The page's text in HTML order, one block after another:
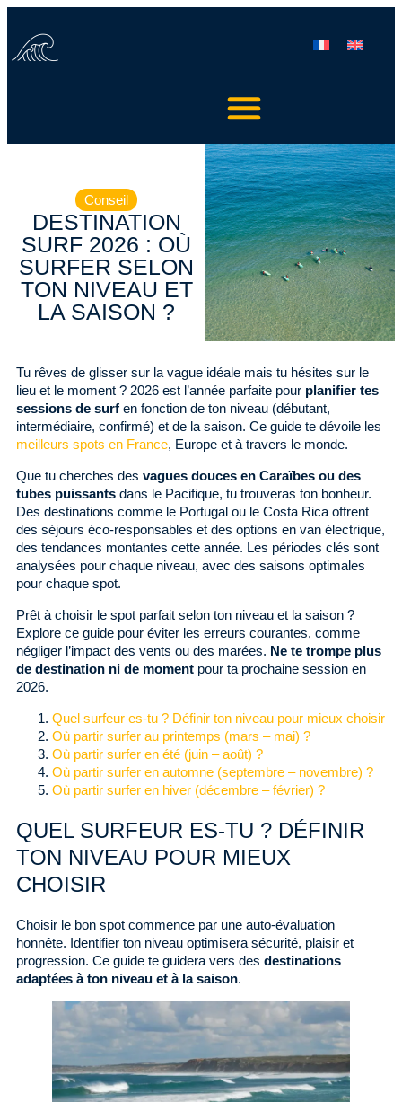
Conseil
DESTINATION
SURF 2026 : OÙ
SURFER SELON
TON NIVEAU ET
LA SAISON ?
Tu rêves de glisser sur la vague idéale mais tu hésites sur le
lieu et le moment ? 2026 est l’année parfaite pour planifier tes
sessions de surf en fonction de ton niveau (débutant,
intermédiaire, confirmé) et de la saison. Ce guide te dévoile les
meilleurs spots en France, Europe et à travers le monde.
Que tu cherches des vagues douces en Caraïbes ou des
tubes puissants dans le Pacifique, tu trouveras ton bonheur.
Des destinations comme le Portugal ou le Costa Rica offrent
des séjours éco-responsables et des options en van électrique,
des tendances montantes cette année. Les périodes clés sont
analysées pour chaque niveau, avec des saisons optimales
pour chaque spot.
Prêt à choisir le spot parfait selon ton niveau et la saison ?
Explore ce guide pour éviter les erreurs courantes, comme
négliger l’impact des vents ou des marées. Ne te trompe plus
de destination ni de moment pour ta prochaine session en
2026.
Quel surfeur es-tu ? Définir ton niveau pour mieux choisir
Où partir surfer au printemps (mars – mai) ?
Où partir surfer en été (juin – août) ?
Où partir surfer en automne (septembre – novembre) ?
Où partir surfer en hiver (décembre – février) ?
QUEL SURFEUR ES-TU ? DÉFINIR
TON NIVEAU POUR MIEUX
CHOISIR
Choisir le bon spot commence par une auto-évaluation
honnête. Identifier ton niveau optimisera sécurité, plaisir et
progression. Ce guide te guidera vers des destinations
adaptées à ton niveau et à la saison.